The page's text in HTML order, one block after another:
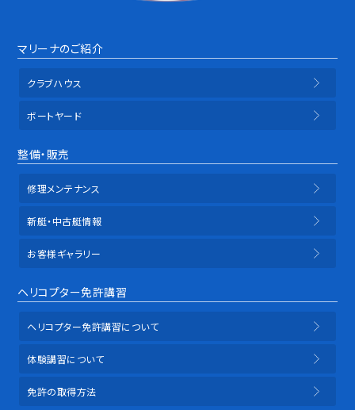
マリーナのご紹介
クラブハウス
ボートヤード
整備・販売
修理メンテナンス
新艇・中古艇情報
お客様ギャラリー
ヘリコプター免許講習
ヘリコプター免許講習について
体験講習について
免許の取得方法